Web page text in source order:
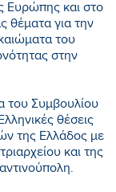
Ευρώπης και στο
θέματα για την
του
στην
του Συμβουλίου
θέσεις
της Ελλάδος με
και της